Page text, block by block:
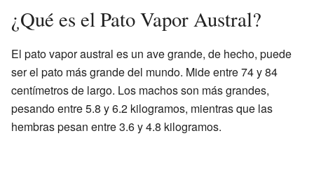
¿Qué es el Pato Vapor Austral?
El pato vapor austral es un ave grande, de hecho, puede
ser el pato más grande del mundo. Mide entre 74 y 84
centímetros de largo. Los machos son más grandes,
pesando entre 5.8 y 6.2 kilogramos, mientras que las
hembras pesan entre 3.6 y 4.8 kilogramos.